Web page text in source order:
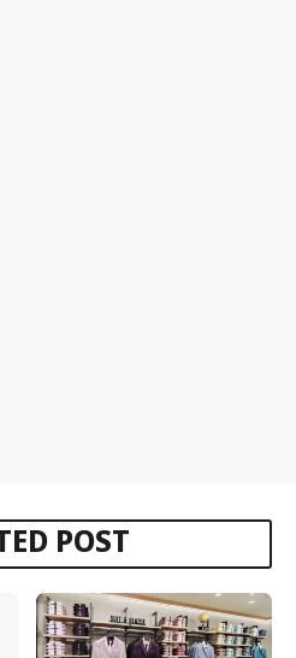
POST